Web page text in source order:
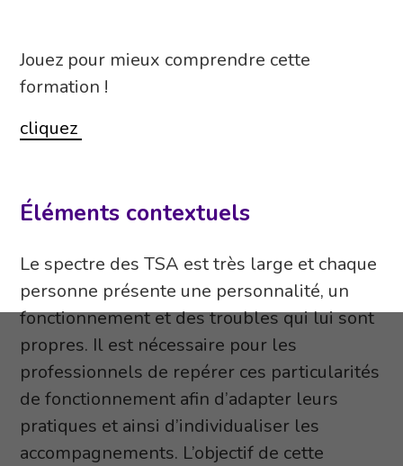
Jouez pour mieux comprendre cette
formation !
cliquez
Éléments contextuels
Le spectre des TSA est très large et chaque
personne présente une personnalité, un
fonctionnement et des troubles qui lui sont
propres. Il est nécessaire pour les
professionnels de repérer ces particularités
de fonctionnement afin d’adapter leurs
pratiques et ainsi d’individualiser les
accompagnements. L’objectif de cette